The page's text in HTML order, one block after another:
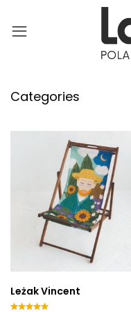
Categories
Leżak Vincent